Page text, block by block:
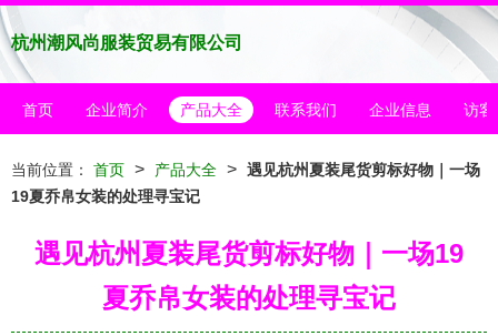
杭州潮风尚服装贸易有限公司
首页 企业简介 产品大全 联系我们 企业信息 访客
当前位置： 首页 > 产品大全 > 遇见杭州夏装尾货剪标好物｜一场
19夏乔帛女装的处理寻宝记
遇见杭州夏装尾货剪标好物｜一场19
夏乔帛女装的处理寻宝记